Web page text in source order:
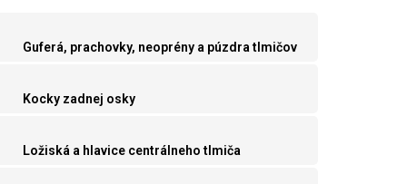
Guferá, prachovky, neoprény a púzdra tlmičov
Kocky zadnej osky
Ložiská a hlavice centrálneho tlmiča